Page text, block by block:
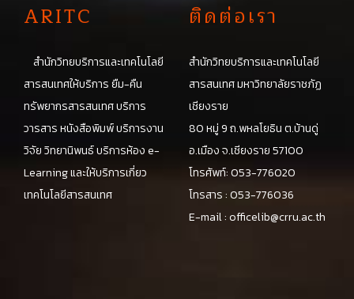
ARITC
สำนักวิทยบริการและเทคโนโลยี
สารสนเทศให้บริการ ยืม-คืน
ทรัพยากรสารสนเทศ บริการ
วารสาร หนังสือพิมพ์ บริการงาน
วิจัย วิทยานิพนธ์ บริการห้อง e-
Learning และให้บริการเกี่ยว
เทคโนโลยีสารสนเทศ
ติดต่อเรา
สำนักวิทยบริการและเทคโนโลยี
สารสนเทศ มหาวิทยาลัยราชภัฏ
เชียงราย
80 หมู่ 9 ถ.พหลโยธิน ต.บ้านดู่
อ.เมือง จ.เชียงราย 57100
โทรศัพท์: 053-776020
โทรสาร : 053-776036
E-mail :officelib@crru.ac.th